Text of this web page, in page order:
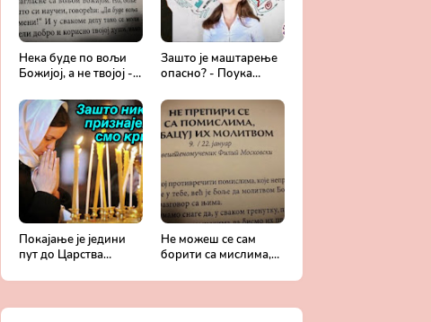
Нека буде по вољи
Божијој, а не твојој -
сваки дан
Зашто је маштарење
опасно? - Поука
Рафаила Карелина
Покајање је једини
пут до Царства
живот у свету без
Не можеш се сам
борити са мислима,
Бога -